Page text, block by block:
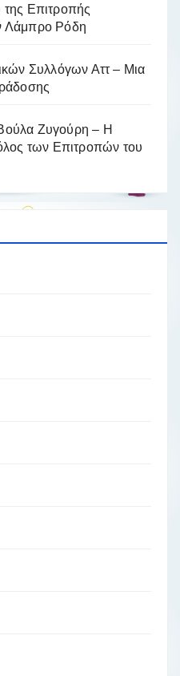
της Επιτροπής
Λάμπρο Ρόδη
Συλλόγων Αττ – Μια
Ζυγούρη – Η
των Επιτροπών του